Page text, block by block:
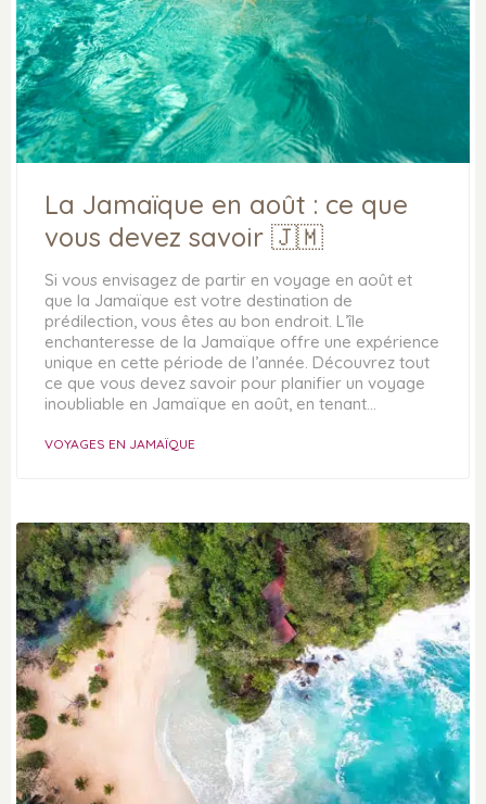
La Jamaïque en août : ce que
vous devez savoir 🇯🇲
Si vous envisagez de partir en voyage en août et
que la Jamaïque est votre destination de
prédilection, vous êtes au bon endroit. L’île
enchanteresse de la Jamaïque offre une expérience
unique en cette période de l’année. Découvrez tout
ce que vous devez savoir pour planifier un voyage
inoubliable en Jamaïque en août, en tenant…
VOYAGES EN JAMAÏQUE